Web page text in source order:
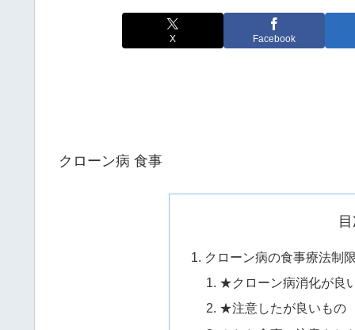
X Facebook
クローン病 食事
クローン病の食事療法制
★クローン病消化が良
★注意したが良いもの